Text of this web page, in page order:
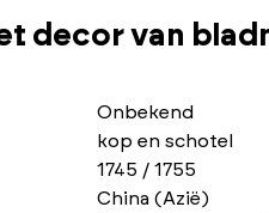
decor van
Onbekend
kop en schotel
1745 / 1755
China (Azië)